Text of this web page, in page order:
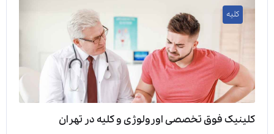
کلیه
کلینیک فوق تخصصی اورولوژی و کلیه در تهران